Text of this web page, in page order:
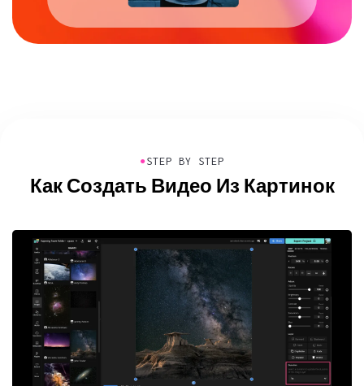
●STEP BY STEP
Как Создать Видео Из Картинок